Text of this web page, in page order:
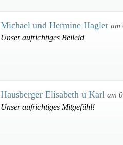
Michael und Hermine Hagler am
Unser aufrichtiges Beileid
Hausberger Elisabeth u Karl am
Unser aufrichtiges Mitgefühl!